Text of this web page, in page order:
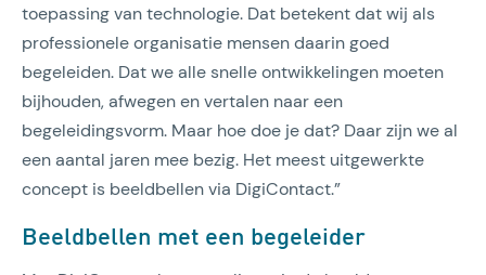
toepassing van technologie. Dat betekent dat wij als
professionele organisatie mensen daarin goed
begeleiden. Dat we alle snelle ontwikkelingen moeten
bijhouden, afwegen en vertalen naar een
begeleidingsvorm. Maar hoe doe je dat? Daar zijn we al
een aantal jaren mee bezig. Het meest uitgewerkte
concept is beeldbellen via DigiContact.”
Beeldbellen met een begeleider